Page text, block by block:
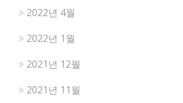
2022년 4월
2022년 1월
2021년 12월
2021년 11월